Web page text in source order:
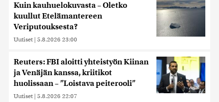
Kuin kauhuelokuvasta – Oletko
kuullut Etelämantereen
Veriputouksesta?
Uutiset | 5.8.2026 23:00
Reuters: FBI aloitti yhteistyön Kiinan
ja Venäjän kanssa, kriitikot
huolissaan – ”Loistava peiterooli”
Uutiset | 5.8.2026 22:07